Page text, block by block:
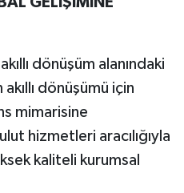
dönüşüm alanındaki
dönüşümü için
mimarisine
hizmetleri aracılığıyla
kaliteli kurumsal